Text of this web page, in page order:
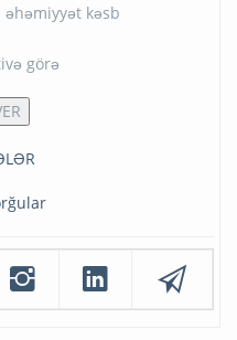
əhəmiyyət kəsb
görə